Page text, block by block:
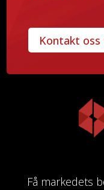
Kontakt
Få markedets